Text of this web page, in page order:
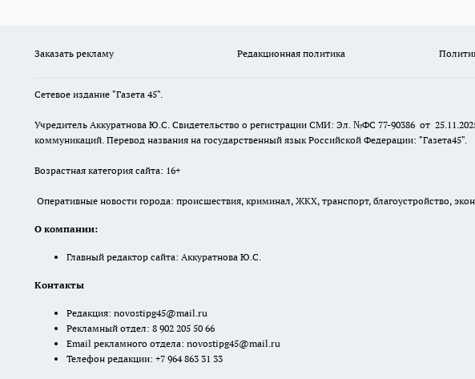
Заказать рекламу Редакционная политика
Сетевое издание "Газета 45".
Учредитель Аккуратнова Ю.С. Свидетельство о регистрации СМИ: Эл. №ФС 77-90386 от
коммуникаций. Перевод названия на государственный язык Российской Федерации: "Газета45".
Возрастная категория сайта: 16+
Оперативные новости города: происшествия, криминал, ЖКХ, транспорт, благоустройство,
О компании:
Главный редактор сайта: Аккуратнова Ю.С.
Контакты
Редакция: novostipg45@mail.ru
Рекламный отдел: 8 902 205 50 66
Email рекламного отдела: novostipg45@mail.ru
Телефон редакции: +7 964 863 31 33